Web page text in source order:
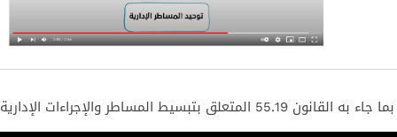
بتبسيط المساطر والإجراءات الإدارية